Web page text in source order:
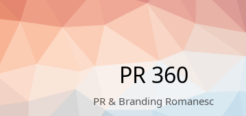
PR 360
PR & Branding Romanesc